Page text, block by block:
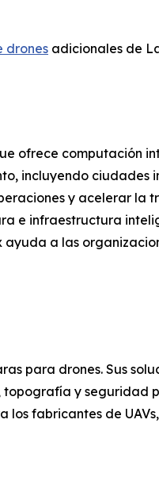
drones adicionales de
ofrece computación
incluyendo ciudades
y acelerar la
e infraestructura
a las
para drones. Sus
y seguridad
fabricantes de